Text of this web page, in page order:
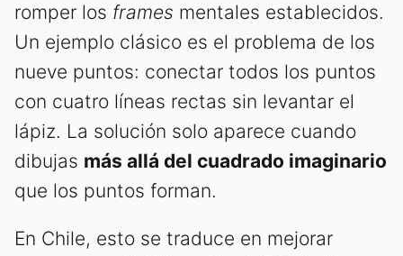
romper los frames mentales establecidos.
Un ejemplo clásico es el problema de los
nueve puntos: conectar todos los puntos
con cuatro líneas rectas sin levantar el
lápiz. La solución solo aparece cuando
dibujas más allá del cuadrado imaginario
que los puntos forman.
En Chile, esto se traduce en mejorar